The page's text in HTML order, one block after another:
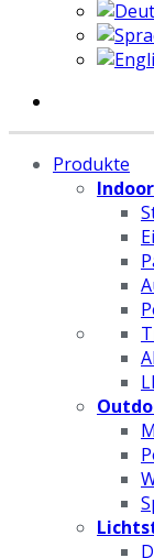
Produkte
Indoor